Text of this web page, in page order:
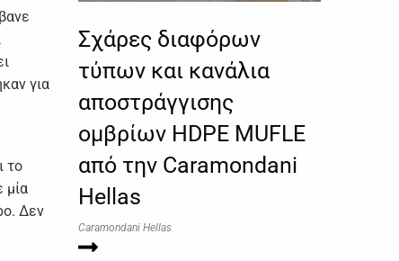
για
το
μία
Δεν
Σχάρες διαφόρων
τύπων και κανάλια
αποστράγγισης
ομβρίων HDPE MUFLE
από την Caramondani
Hellas
Caramondani Hellas